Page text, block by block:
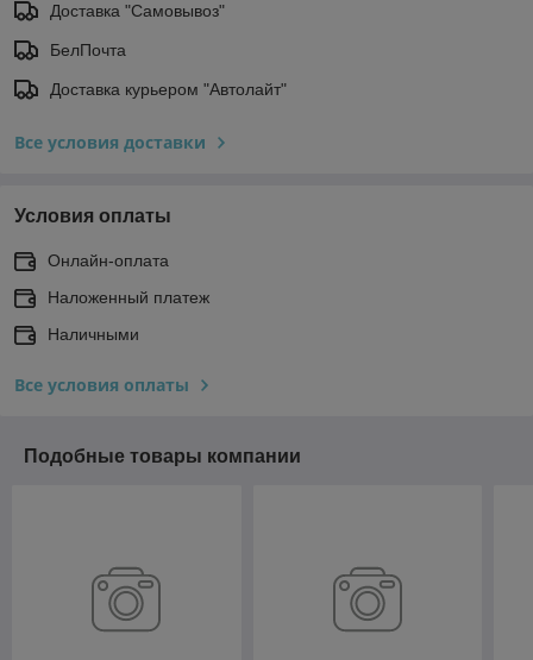
Доставка "Самовывоз"
БелПочта
Доставка курьером "Автолайт"
Все условия доставки
Условия оплаты
Онлайн-оплата
Наложенный платеж
Наличными
Все условия оплаты
Подобные товары компании